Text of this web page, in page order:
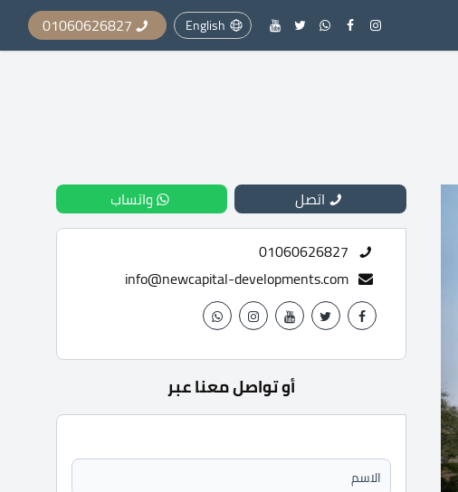
English
01060626827
اتصل
واتساب
01060626827
info@newcapital-developments.com
أو تواصل معنا عبر